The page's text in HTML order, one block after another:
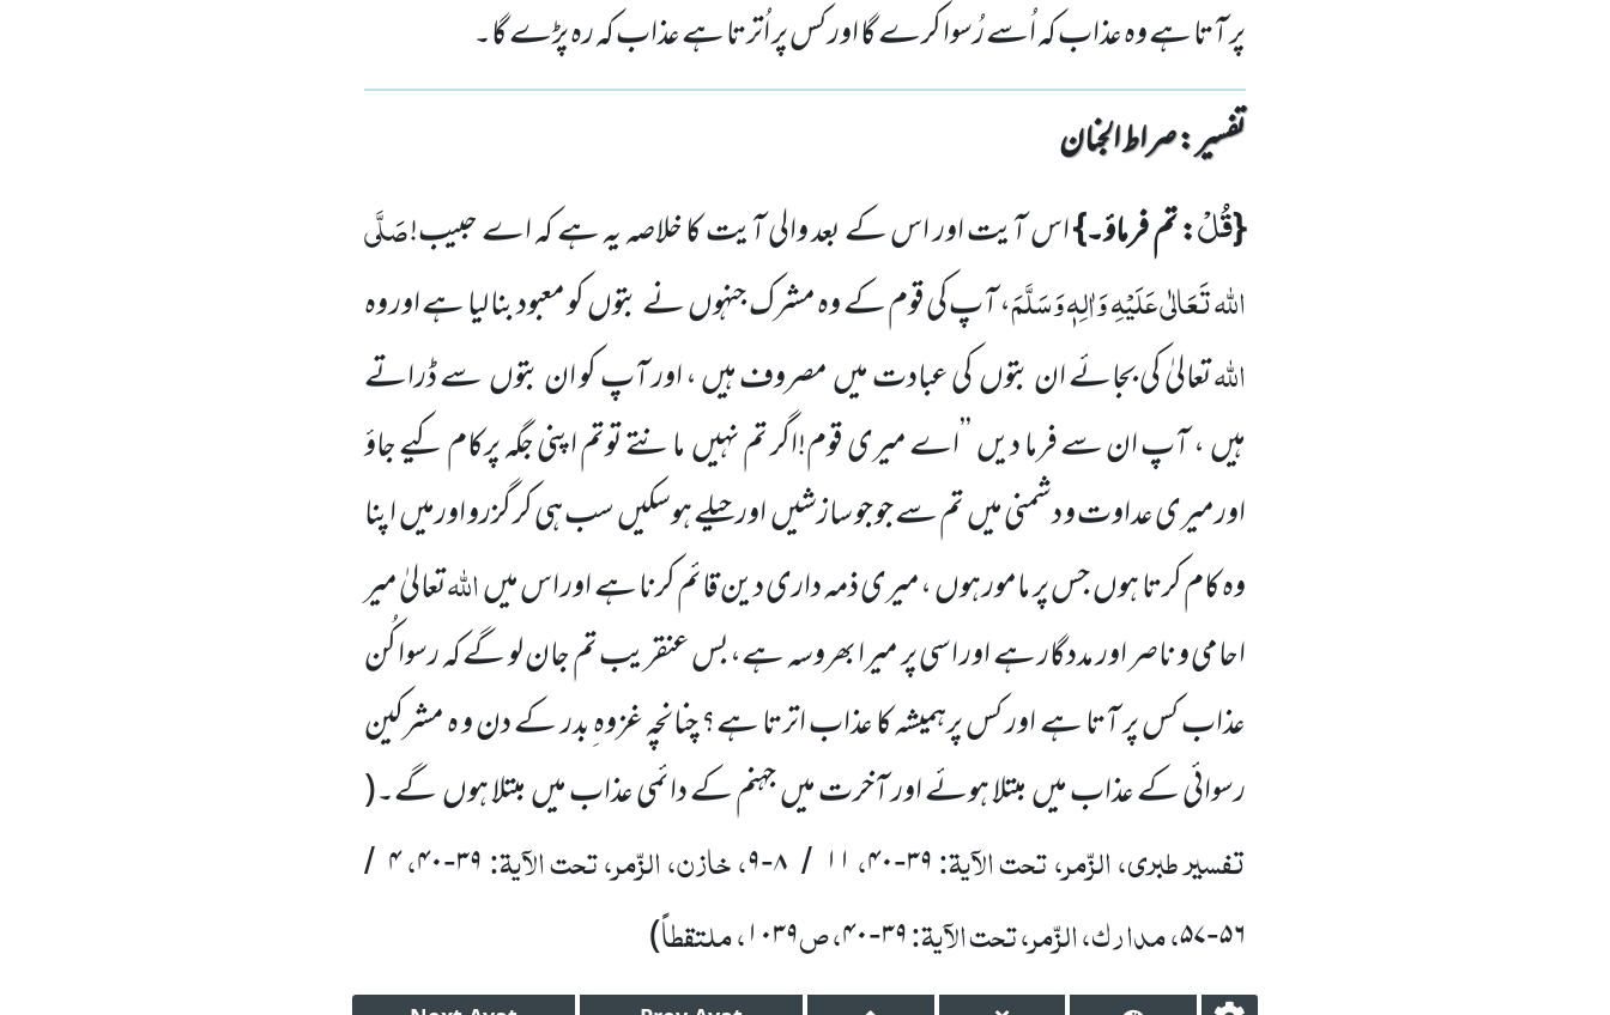
پر آتا ہے وہ عذاب کہ اُسے رُسوا کرے گا اور کس پر اُترتا ہے عذاب کہ رہ پڑے گا۔
تفسیر : ‎صراط الجنان
{قُلْ: تم فرماؤ۔}اس آیت اور اس کے بعد والی آیت کا خلاصہ یہ ہے کہ اے حبیب!صَلَّی
اللہ تَعَالٰی عَلَیْہِ وَاٰلِہٖ وَسَلَّمَ، آپ کی قوم کے وہ مشرک جنہوںنے بتوںکو معبود بنا لیا ہے اور وہ
اللہتعالیٰ کی بجائے ان بتوںکی عبادت میںمصروف ہیں ، اور آپ کو ان بتوںسے ڈراتے
ہیں، آپ ان سے فرما دیں’’اے میری قوم!اگر تم نہیںمانتے توتم اپنی جگہ پرکام کیے جاؤ
اورمیری عداوت و دشمنی میںتم سے جو جو سازشیںاور حیلے ہوسکیںسب ہی کر گزرو اورمیںاپنا
وہ کام کرتا ہوںجس پر مامور ہوں،میری ذمہ داری دین قائم کرنا ہے اور اس میںاللہتعالیٰ میر
احامی و ناصر اور مددگار ہے اور اسی پر میرا بھروسہ ہے،بس عنقریب تم جان لو گے کہ رسوا کُن
عذاب کس پر آتا ہے اور کس پرہمیشہ کا عذاب اترتا ہے؟ چنانچہ غزوہ ِبدر کے دن و ہ مشرکین
رسوائی کے عذاب میںمبتلا ہوئے اور آخرت میںجہنم کے دائمی عذاب میںمبتلا ہوںگے۔(
تفسیر طبری، الزّمر، تحت الآیۃ:۳۹-۴۰، ۱۱ / ۸-۹، خازن، الزّمر، تحت الآیۃ:۳۹-۴۰،۴ /
۵۶-۵۷، مدارک، الزّمر، تحت الآیۃ:۳۹-۴۰، ص۱۰۳۹، ملتقطاً)